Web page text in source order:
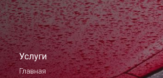
Услуги
Главная